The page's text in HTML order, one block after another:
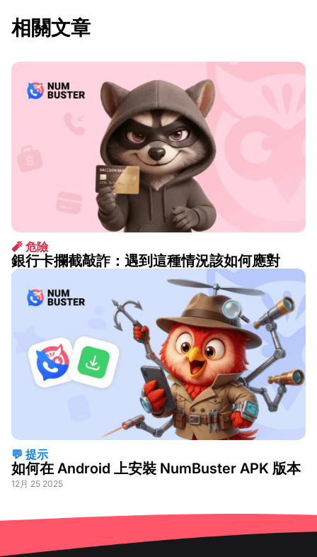
相關文章
🧨 危險
銀行卡攔截敲詐：遇到這種情況該如何應對
1月 14 2026
💬 提示
如何在 Android 上安裝 NumBuster APK 版本
12月 25 2025